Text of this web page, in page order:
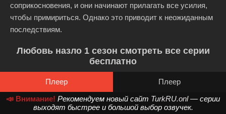
соприкосновения, и они начинают прилагать все усилия,
чтобы примириться. Однако это приводит к неожиданным
последствиям.
Любовь назло 1 сезон смотреть все серии
бесплатно
Плеер
Плеер
📣 Внимание! Рекомендуем новый сайт TurkRU.onl— серии
выходят быстрее и большой выбор озвучек.